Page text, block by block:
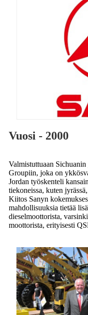
Vuosi - 2000
Valmistuttuaan
Groupiin, joka on
Jordan työskenteli
tiekoneissa, kuten
Kiitos Sanyn
mahdollisuuksia tietää
dieselmoottorista,
moottorista, erityisesti